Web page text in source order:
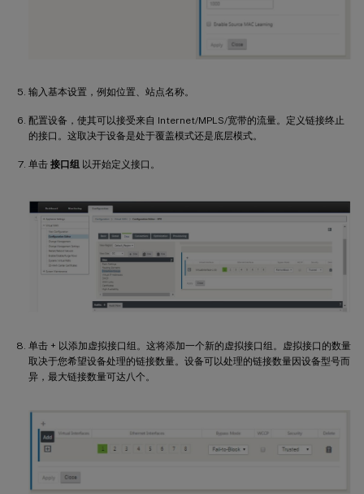
输入基本设置，例如位置、站点名称。
配置设备，使其可以接受来自 Internet/MPLS/宽带的流量。定义链接终止
的接口。这取决于设备是处于覆盖模式还是底层模式。
单击 接口组 以开始定义接口。
单击 + 以添加虚拟接口组。这将添加一个新的虚拟接口组。虚拟接口的数量
取决于您希望设备处理的链接数量。设备可以处理的链接数量因设备型号而
异，最大链接数量可达八个。